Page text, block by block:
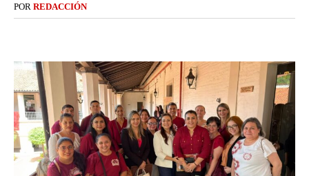
POR REDACCIÓN